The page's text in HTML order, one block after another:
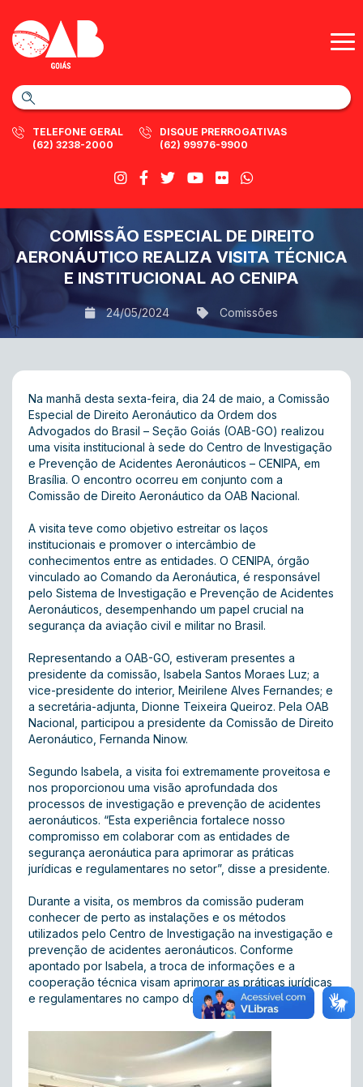
TELEFONE GERAL
(62) 3238-2000
DISQUE PRERROGATIVAS
(62) 99976-9900
COMISSÃO ESPECIAL DE DIREITO
AERONÁUTICO REALIZA VISITA TÉCNICA
E INSTITUCIONAL AO CENIPA
24/05/2024 Comissões
Na manhã desta sexta-feira, dia 24 de maio, a Comissão
Especial de Direito Aeronáutico da Ordem dos
Advogados do Brasil – Seção Goiás (OAB-GO) realizou
uma visita institucional à sede do Centro de Investigação
e Prevenção de Acidentes Aeronáuticos – CENIPA, em
Brasília. O encontro ocorreu em conjunto com a
Comissão de Direito Aeronáutico da OAB Nacional.
A visita teve como objetivo estreitar os laços
institucionais e promover o intercâmbio de
conhecimentos entre as entidades. O CENIPA, órgão
vinculado ao Comando da Aeronáutica, é responsável
pelo Sistema de Investigação e Prevenção de Acidentes
Aeronáuticos, desempenhando um papel crucial na
segurança da aviação civil e militar no Brasil.
Representando a OAB-GO, estiveram presentes a
presidente da comissão, Isabela Santos Moraes Luz; a
vice-presidente do interior, Meirilene Alves Fernandes; e
a secretária-adjunta, Dionne Teixeira Queiroz. Pela OAB
Nacional, participou a presidente da Comissão de Direito
Aeronáutico, Fernanda Ninow.
Segundo Isabela, a visita foi extremamente proveitosa e
nos proporcionou uma visão aprofundada dos
processos de investigação e prevenção de acidentes
aeronáuticos. “Esta experiência fortalece nosso
compromisso em colaborar com as entidades de
segurança aeronáutica para aprimorar as práticas
jurídicas e regulamentares no setor”, disse a presidente.
Durante a visita, os membros da comissão puderam
conhecer de perto as instalações e os métodos
utilizados pelo Centro de Investigação na investigação e
prevenção de acidentes aeronáuticos. Conforme
apontado por Isabela, a troca de informações e a
cooperação técnica visam aprimorar as práticas jurídicas
e regulamentares no campo do direito aeronáutico.